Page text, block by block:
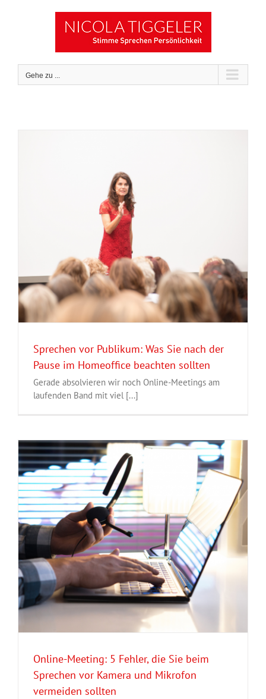
Gehe zu ...
Sprechen vor Publikum: Was Sie nach der
Pause im Homeoffice beachten sollten
Gerade absolvieren wir noch Online-Meetings am
laufenden Band mit viel [...]
Online-Meeting: 5 Fehler, die Sie beim
Sprechen vor Kamera und Mikrofon
vermeiden sollten